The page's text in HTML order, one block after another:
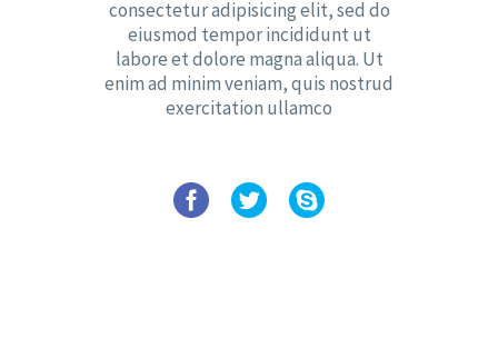
consectetur adipisicing elit, sed do
eiusmod tempor incididunt ut
labore et dolore magna aliqua. Ut
enim ad minim veniam, quis nostrud
exercitation ullamco